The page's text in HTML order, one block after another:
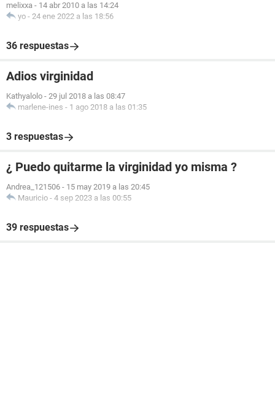
melixxa - 14 abr 2010 a las 14:24
yo - 24 ene 2022 a las 18:56
36 respuestas
Adios virginidad
Kathyalolo - 29 jul 2018 a las 08:47
marlene-ines - 1 ago 2018 a las 01:35
3 respuestas
¿ Puedo quitarme la virginidad yo misma ?
Andrea_121506 - 15 may 2019 a las 20:45
Mauricio - 4 sep 2023 a las 00:55
39 respuestas